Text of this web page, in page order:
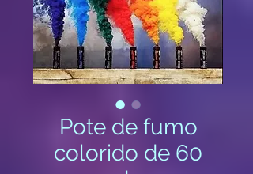
Pote de fumo
colorido de 60